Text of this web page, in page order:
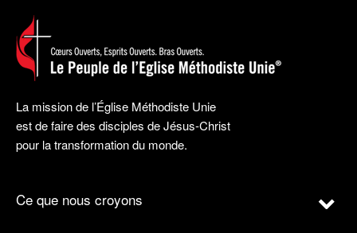
La mission de l’Église Méthodiste Unie
est de faire des disciples de Jésus-Christ
pour la transformation du monde.
Ce que nous croyons